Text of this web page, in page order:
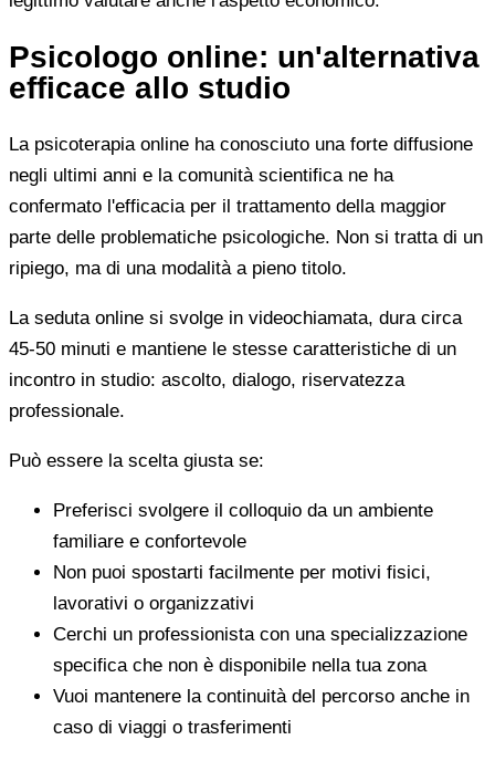
Psicologo online: un'alternativa
efficace allo studio
La psicoterapia online ha conosciuto una forte diffusione
negli ultimi anni e la comunità scientifica ne ha
confermato l'efficacia per il trattamento della maggior
parte delle problematiche psicologiche. Non si tratta di un
ripiego, ma di una modalità a pieno titolo.
La seduta online si svolge in videochiamata, dura circa
45-50 minuti e mantiene le stesse caratteristiche di un
incontro in studio: ascolto, dialogo, riservatezza
professionale.
Può essere la scelta giusta se:
Preferisci svolgere il colloquio da un ambiente
familiare e confortevole
Non puoi spostarti facilmente per motivi fisici,
lavorativi o organizzativi
Cerchi un professionista con una specializzazione
specifica che non è disponibile nella tua zona
Vuoi mantenere la continuità del percorso anche in
caso di viaggi o trasferimenti